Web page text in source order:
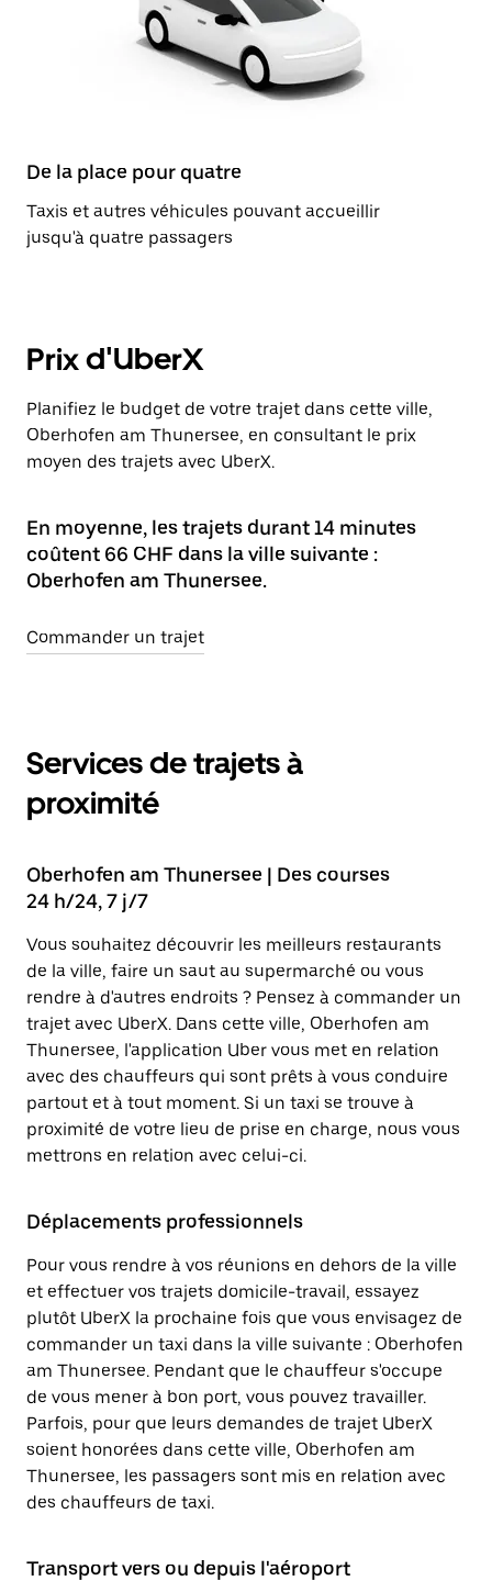
De la place pour quatre
Taxis et autres véhicules pouvant accueillir
jusqu'à quatre passagers
Prix d'UberX
Planifiez le budget de votre trajet dans cette ville,
Oberhofen am Thunersee, en consultant le prix
moyen des trajets avec UberX.
En moyenne, les trajets durant 14 minutes
coûtent 66 CHF dans la ville suivante :
Oberhofen am Thunersee.
Commander un trajet
Services de trajets à
proximité
Oberhofen am Thunersee | Des courses
24 h/24, 7 j/7
Vous souhaitez découvrir les meilleurs restaurants
de la ville, faire un saut au supermarché ou vous
rendre à d'autres endroits ? Pensez à commander un
trajet avec UberX. Dans cette ville, Oberhofen am
Thunersee, l'application Uber vous met en relation
avec des chauffeurs qui sont prêts à vous conduire
partout et à tout moment. Si un taxi se trouve à
proximité de votre lieu de prise en charge, nous vous
mettrons en relation avec celui-ci.
Déplacements professionnels
Pour vous rendre à vos réunions en dehors de la ville
et effectuer vos trajets domicile-travail, essayez
plutôt UberX la prochaine fois que vous envisagez de
commander un taxi dans la ville suivante : Oberhofen
am Thunersee. Pendant que le chauffeur s'occupe
de vous mener à bon port, vous pouvez travailler.
Parfois, pour que leurs demandes de trajet UberX
soient honorées dans cette ville, Oberhofen am
Thunersee, les passagers sont mis en relation avec
des chauffeurs de taxi.
Transport vers ou depuis l'aéroport